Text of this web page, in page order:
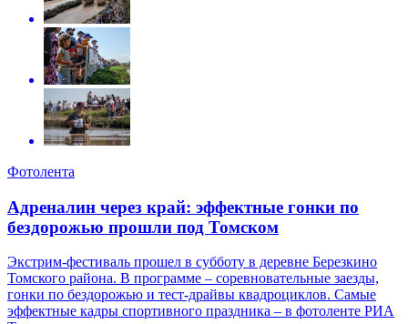
Фотолента
Адреналин через край: эффектные гонки по
бездорожью прошли под Томском
Экстрим-фестиваль прошел в субботу в деревне Березкино
Томского района. В программе – соревновательные заезды,
гонки по бездорожью и тест-драйвы квадроциклов. Самые
эффектные кадры спортивного праздника – в фотоленте РИА